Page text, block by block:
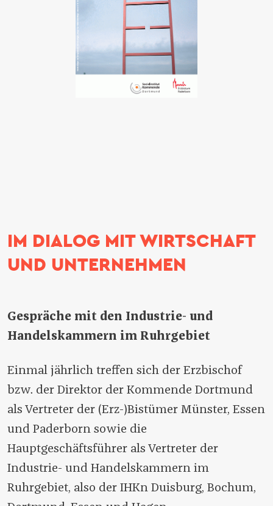
IM DIALOG MIT WIRTSCHAFT
UND UNTERNEHMEN
Gespräche mit den Industrie- und
Handelskammern im Ruhrgebiet
Einmal jährlich treffen sich der Erzbischof
bzw. der Direktor der Kommende Dortmund
als Vertreter der (Erz-)Bistümer Münster, Essen
und Paderborn sowie die
Hauptgeschäftsführer als Vertreter der
Industrie- und Handelskammern im
Ruhrgebiet, also der IHKn Duisburg, Bochum,